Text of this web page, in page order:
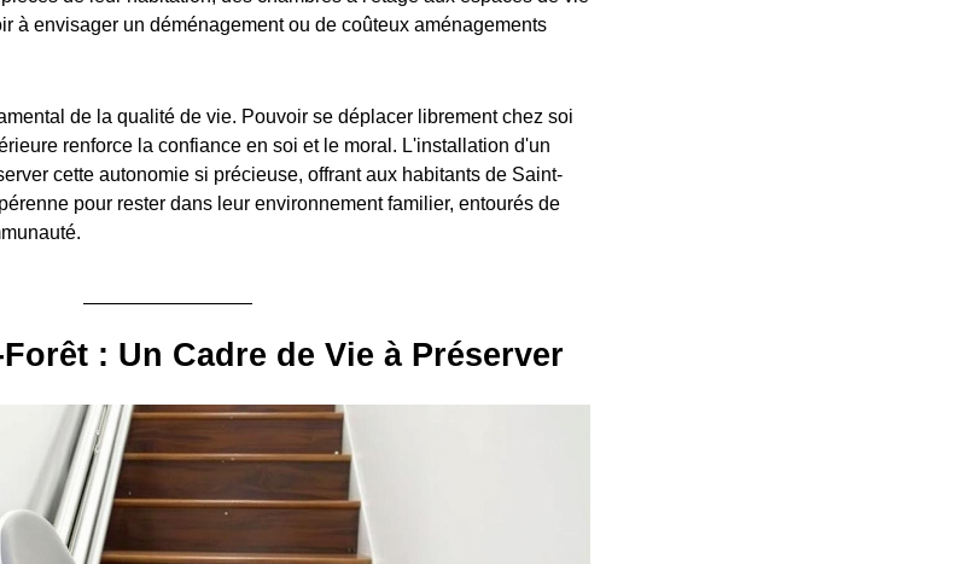
à envisager un déménagement ou de coûteux aménagements
de la qualité de vie. Pouvoir se déplacer librement chez soi
renforce la confiance en soi et le moral. L'installation d'un
cette autonomie si précieuse, offrant aux habitants de Saint-
pour rester dans leur environnement familier, entourés de
: Un Cadre de Vie à Préserver